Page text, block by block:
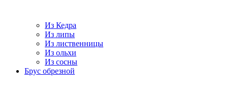
Из Кедра
Из липы
Из лиственницы
Из ольхи
Из сосны
Брус обрезной